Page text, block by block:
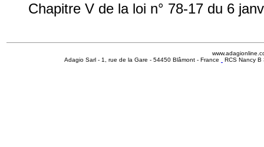
Chapitre V de la loi n° 78-17 du 6
Adagio Sarl - 1, rue de la Gare - 54450 Blâmont - France
RCS Nancy B